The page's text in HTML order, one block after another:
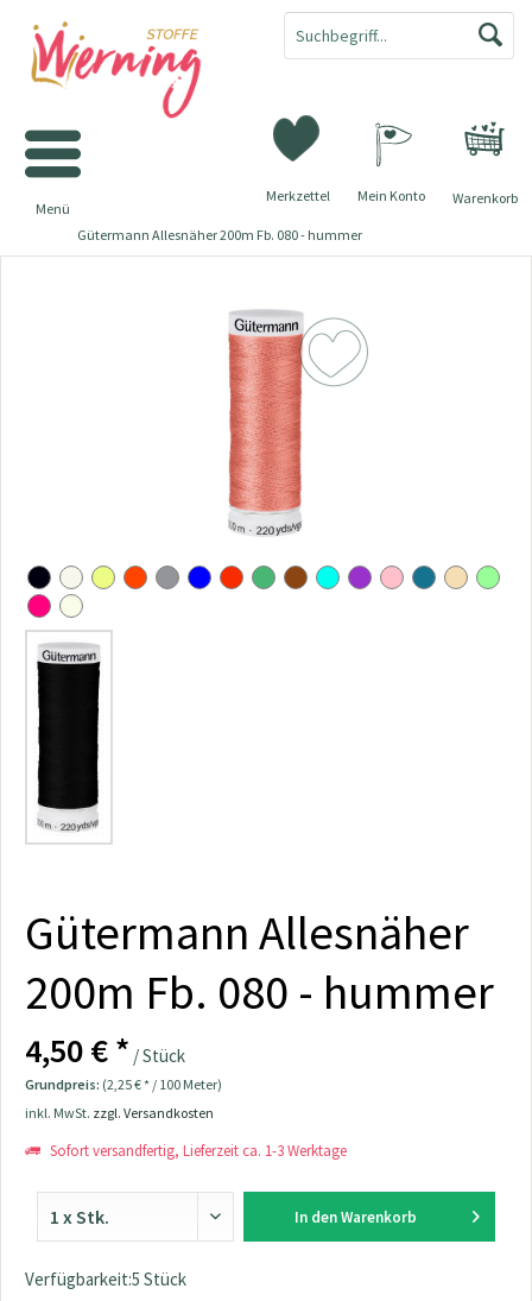
Warenkorb
Merkzettel Mein Konto
Menü
Gütermann Allesnäher 200m Fb. 080 - hummer
Gütermann Allesnäher
200m Fb. 080 - hummer
4,50 € * / Stück
Grundpreis: (2,25 € * / 100 Meter)
inkl. MwSt. zzgl. Versandkosten
Sofort versandfertig, Lieferzeit ca. 1-3 Werktage
In den Warenkorb
Verfügbarkeit:5 Stück